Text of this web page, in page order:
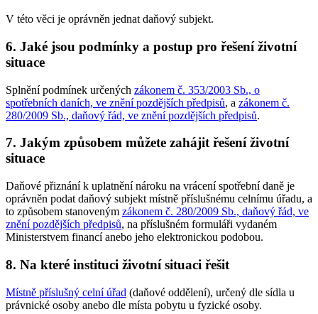
V této věci je oprávněn jednat daňový subjekt.
6. Jaké jsou podmínky a postup pro řešení životní
situace
Splnění podmínek určených zákonem č. 353/2003 Sb., o
spotřebních daních, ve znění pozdějších předpisů, a zákonem č.
280/2009 Sb., daňový řád, ve znění pozdějších předpisů.
7. Jakým způsobem můžete zahájit řešení životní
situace
Daňové přiznání k uplatnění nároku na vrácení spotřební daně je
oprávněn podat daňový subjekt místně příslušnému celnímu úřadu, a
to způsobem stanoveným zákonem č. 280/2009 Sb., daňový řád, ve
znění pozdějších předpisů, na příslušném formuláři vydaném
Ministerstvem financí anebo jeho elektronickou podobou.
8. Na které instituci životní situaci řešit
Místně příslušný celní úřad (daňové oddělení), určený dle sídla u
právnické osoby anebo dle místa pobytu u fyzické osoby.